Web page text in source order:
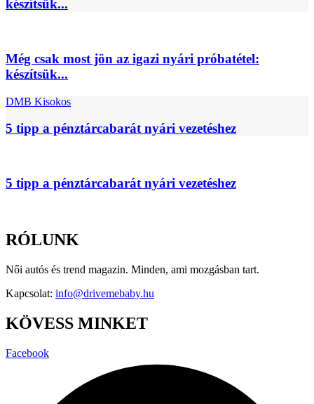
készítsük...
Még csak most jön az igazi nyári próbatétel:
készítsük...
DMB Kisokos
5 tipp a pénztárcabarát nyári vezetéshez
5 tipp a pénztárcabarát nyári vezetéshez
RÓLUNK
Női autós és trend magazin. Minden, ami mozgásban tart.
Kapcsolat: info@drivemebaby.hu
KÖVESS MINKET
Facebook